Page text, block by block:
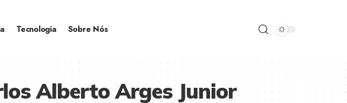
Tecnologia Sobre Nós
Alberto Arges Junior